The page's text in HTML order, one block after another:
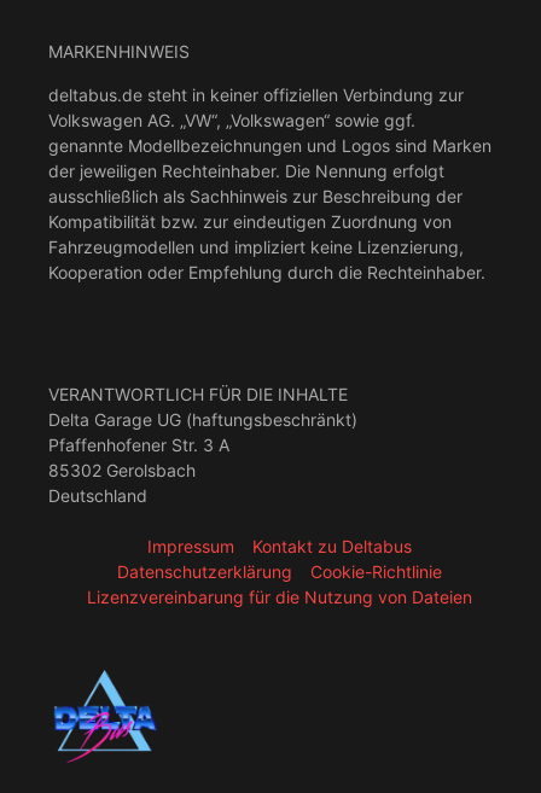
MARKENHINWEIS
deltabus.de steht in keiner offiziellen Verbindung zur
Volkswagen AG. „VW“, „Volkswagen“ sowie ggf.
genannte Modellbezeichnungen und Logos sind Marken
der jeweiligen Rechteinhaber. Die Nennung erfolgt
ausschließlich als Sachhinweis zur Beschreibung der
Kompatibilität bzw. zur eindeutigen Zuordnung von
Fahrzeugmodellen und impliziert keine Lizenzierung,
Kooperation oder Empfehlung durch die Rechteinhaber.
VERANTWORTLICH FÜR DIE INHALTE
Delta Garage UG (haftungsbeschränkt)
Pfaffenhofener Str. 3 A
85302 Gerolsbach
Deutschland
Impressum
Kontakt zu Deltabus
Datenschutzerklärung
Cookie-Richtlinie
Lizenzvereinbarung für die Nutzung von Dateien